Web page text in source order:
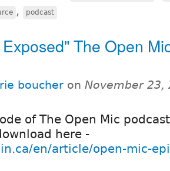
, podcast
The Open
boucher on November 23,
of The Open Mic
here -
en/article/open-mic-